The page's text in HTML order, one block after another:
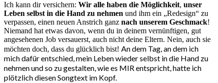
Ich kann dir versichern: Wir alle haben die Möglichkeit, unser
Leben selbst in die Hand zu nehmen und ihm ein „Redesign“ zu
verpassen, einen neuen Anstrich ganz nach unserem Geschmack!
Niemand hat etwas davon, wenn du in deinem vernünftigen, gut
angesehenen Job versauerst, auch nicht deine Eltern. Nein, auch sie
möchten doch, dass du glücklich bist! An dem Tag, an dem ich
mich dafür entschied, mein Leben wieder selbst in die Hand zu
nehmen und so zu gestalten, wie es MIR entspricht, hatte ich
plötzlich diesen Songtext im Kopf.